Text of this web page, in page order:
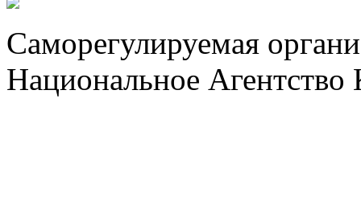
Саморегулируемая
Национальное Агентство